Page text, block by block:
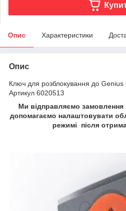
Опис Характеристики
Опис
Ключ для розблокування до
Артикул 6020513
Ми відправляємо замовлення
допомагаємо налаштовувати
режимі після